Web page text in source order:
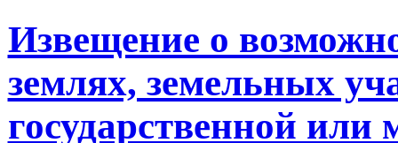
Извещение о
землях, земельных
государственной или